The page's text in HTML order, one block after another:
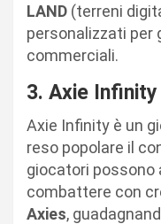
LAND (terreni
personalizzati per
commerciali.
3. Axie Infinity
Axie Infinity è un
reso popolare il
giocatori possono
combattere con
Axies,